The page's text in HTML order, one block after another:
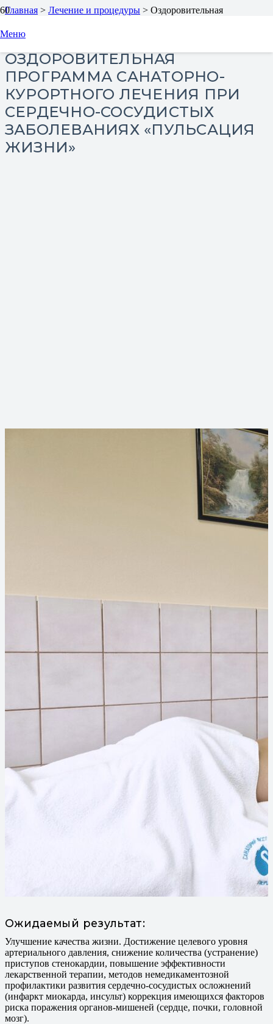
Меню
Главная > Лечение и процедуры > Оздоровительная
сосудистых заболеваниях «Пульсация жизни»
ОЗДОРОВИТЕЛЬНАЯ
ПРОГРАММА САНАТОРНО-
КУРОРТНОГО ЛЕЧЕНИЯ ПРИ
СЕРДЕЧНО-СОСУДИСТЫХ
ЗАБОЛЕВАНИЯХ «ПУЛЬСАЦИЯ
ЖИЗНИ»
Ожидаемый результат:
Улучшение качества жизни. Достижение целевого уровня
артериального давления, снижение количества (устранение)
приступов стенокардии, повышение эффективности
лекарственной терапии, методов немедикаментозной
профилактики развития сердечно-сосудистых осложнений
(инфаркт миокарда, инсульт) коррекция имеющихся факторов
риска поражения органов-мишеней (сердце, почки, головной
мозг).